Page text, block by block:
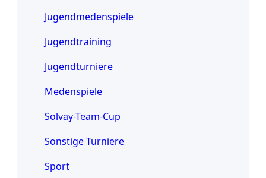
Jugendmedenspiele
Jugendtraining
Jugendturniere
Medenspiele
Solvay-Team-Cup
Sonstige Turniere
Sport